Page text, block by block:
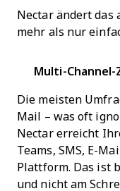
Nectar ändert das
mehr als nur
Multi-
Die meisten
Mail – was oft
Nectar erreicht
Teams, SMS, E-
Plattform. Das ist
und nicht am